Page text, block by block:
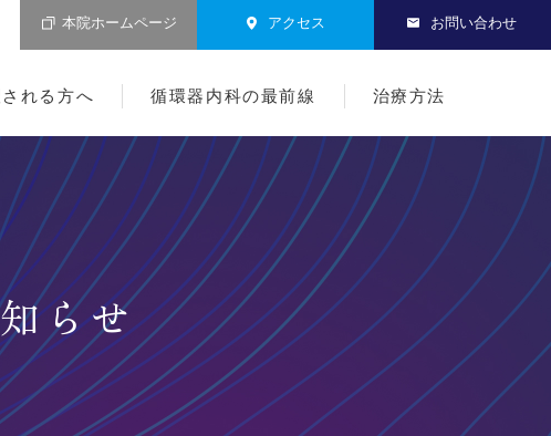
本院ホームページ アクセス お問い合わせ
れる方へ 循環器内科の最前線 治療方法
らせ